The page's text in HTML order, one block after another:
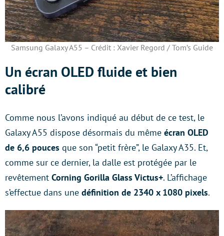
Samsung Galaxy A55 – Crédit : Xavier Regord / Tom’s Guide
Un écran OLED fluide et bien
calibré
Comme nous l’avons indiqué au début de ce test, le
Galaxy A55 dispose désormais du même écran OLED
de 6,6 pouces que son “petit frère”, le Galaxy A35. Et,
comme sur ce dernier, la dalle est protégée par le
revêtement Corning Gorilla Glass Victus+. L’affichage
s’effectue dans une définition de 2340 x 1080 pixels.